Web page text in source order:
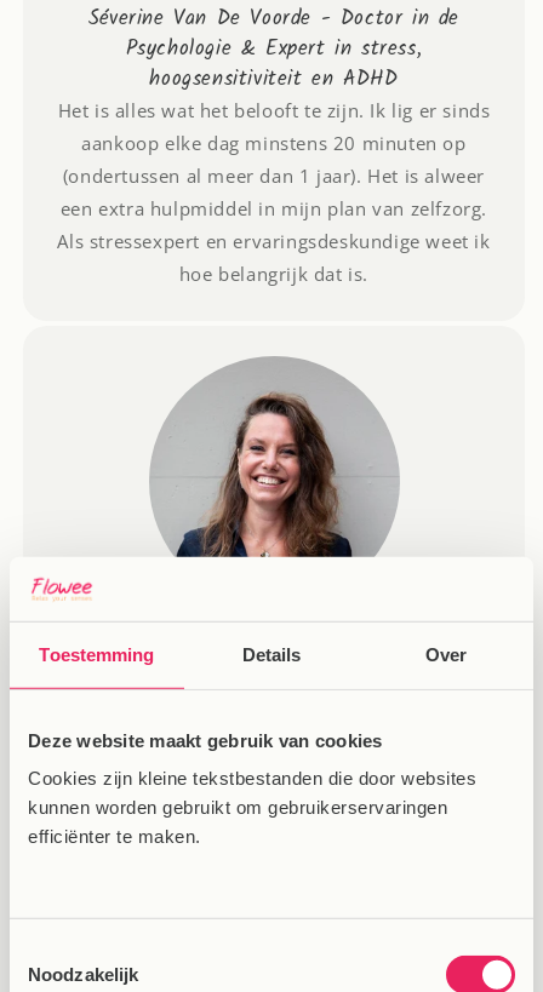
Toestemming Details Over
Deze website maakt gebruik van cookies
Cookies zijn kleine tekstbestanden die door websites
kunnen worden gebruikt om gebruikerservaringen
efficiënter te maken.
Noodzakelijk
Séverine Van De Voorde - Doctor in de
Psychologie & Expert in stress,
hoogsensitiviteit en ADHD
Het is alles wat het belooft te zijn. Ik lig er sinds
aankoop elke dag minstens 20 minuten op
(ondertussen al meer dan 1 jaar). Het is alweer
een extra hulpmiddel in mijn plan van zelfzorg.
Als stressexpert en ervaringsdeskundige weet ik
hoe belangrijk dat is.
Nikki van der Velden - Oprichtster van The
Breathwork Movement en auteur van Jouw
Na een lange werkdag kan mijn hoofd vaak nog
alle kanten op razen. De Flowee spijkermat set
helpt me keer op keer met ontprikkelen en